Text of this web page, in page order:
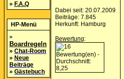
» F.A.Q
HP-Menü
»
Boardregeln
» Chat-Room
» Neue
Beiträge
» Gästebuch
Dabei seit: 20.07.2009
Beiträge: 7.845
Herkunft: Hamburg
Bewertung: